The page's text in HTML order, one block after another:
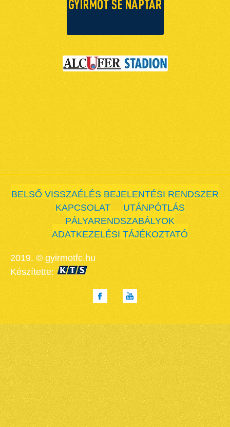
BELSŐ VISSZAÉLÉS BEJELENTÉSI RENDSZER
KAPCSOLAT
UTÁNPÓTLÁS
PÁLYARENDSZABÁLYOK
ADATKEZELÉSI TÁJÉKOZTATÓ
2019. © gyirmotfc.hu
Készítette: